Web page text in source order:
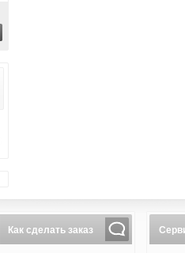
Как сделать заказ